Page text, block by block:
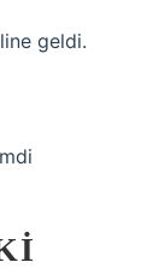
geldi.